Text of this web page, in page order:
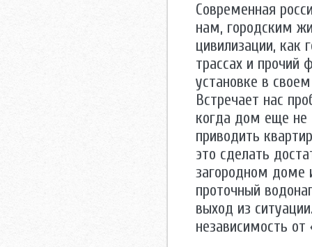
Современная
нам, городским
цивилизации, как
трассах и прочий
установке в
Встречает нас
когда дом еще не
приводить
это сделать
загородном доме
проточный
выход из
независимость